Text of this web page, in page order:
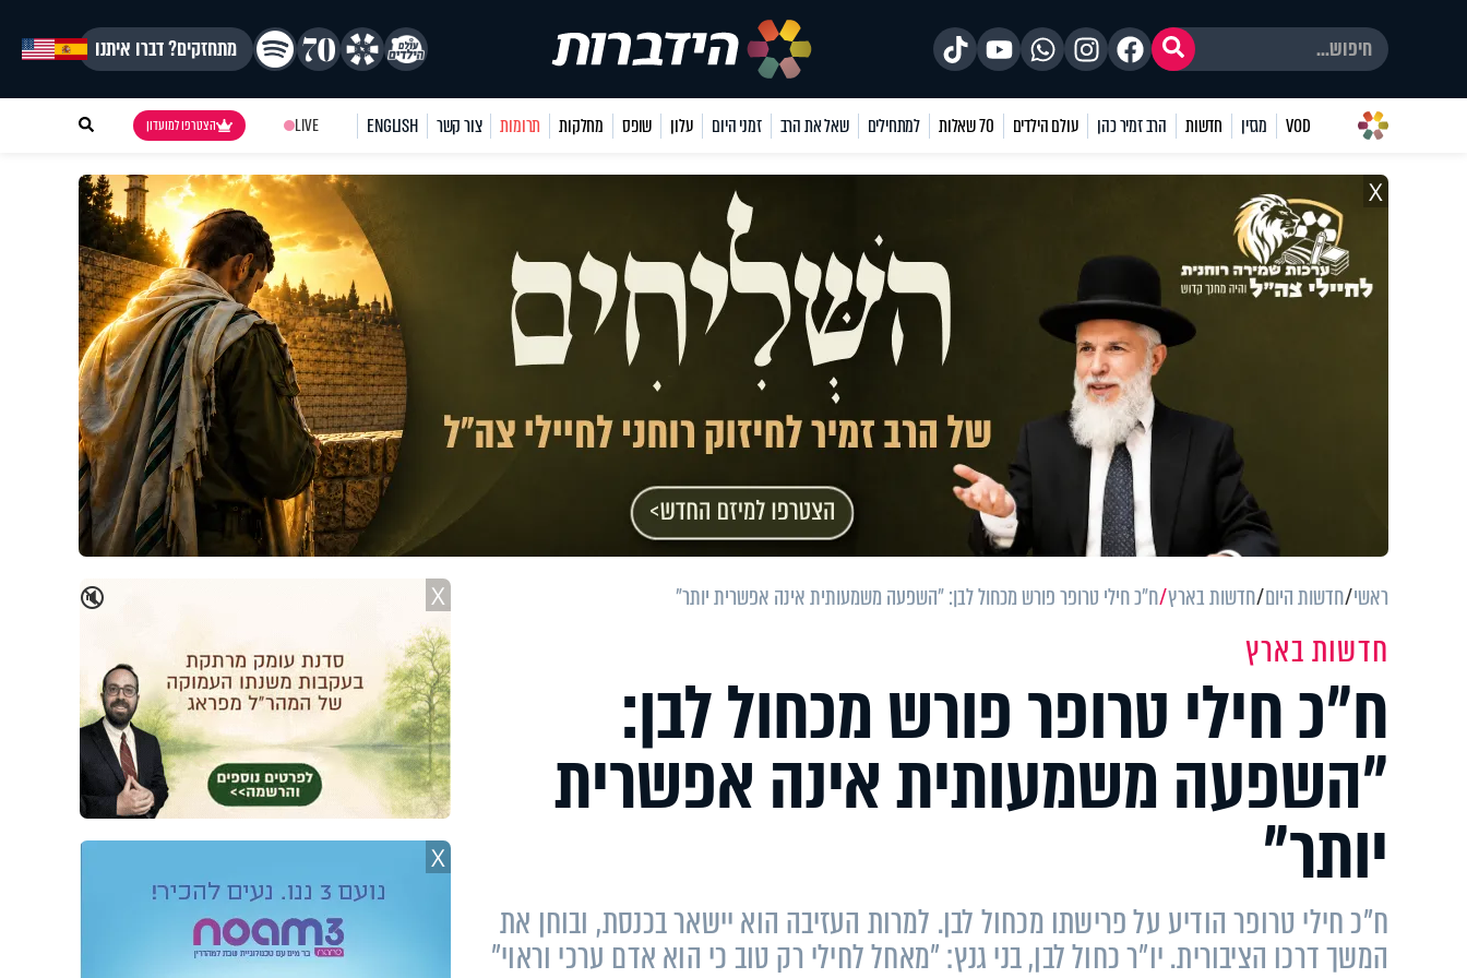
מתחזקים? דברו איתנו
VOD מגזין חדשות הרב זמיר כהן עולם הילדים 70 שאלות למתחילים שאל את הרב זמני היום עלון שופס מחלקות תרומות צור קשר ENGLISH
LIVE הצטרפו למועדון
X
ראשי חדשות היום חדשות בארץ ח״כ חילי טרופר פורש מכחול לבן: ״השפעה משמעותית אינה אפשרית יותר״
חדשות בארץ
ח״כ חילי טרופר פורש מכחול לבן:
״השפעה משמעותית אינה אפשרית
יותר״
ח"כ חילי טרופר הודיע על פרישתו מכחול לבן. למרות העזיבה הוא יישאר בכנסת, ובוחן את
המשך דרכו הציבורית. יו״ר כחול לבן, בני גנץ: ״מאחל לחילי רק טוב כי הוא אדם ערכי וראוי״
🔇 X
X